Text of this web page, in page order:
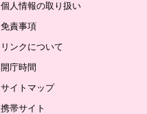
個人情報の取り扱い
免責事項
リンクについて
開庁時間
サイトマップ
携帯サイト